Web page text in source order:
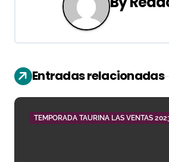
c
i
ó
n
Entradas relacionadas
TEMPORADA TAURINA LAS VENTAS